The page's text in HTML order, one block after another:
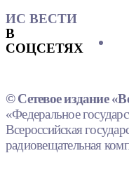
ИС ВЕСТИ
В
СОЦСЕТЯХ
© Сетевое издание
«Федеральное
Всероссийская
радиовещательная